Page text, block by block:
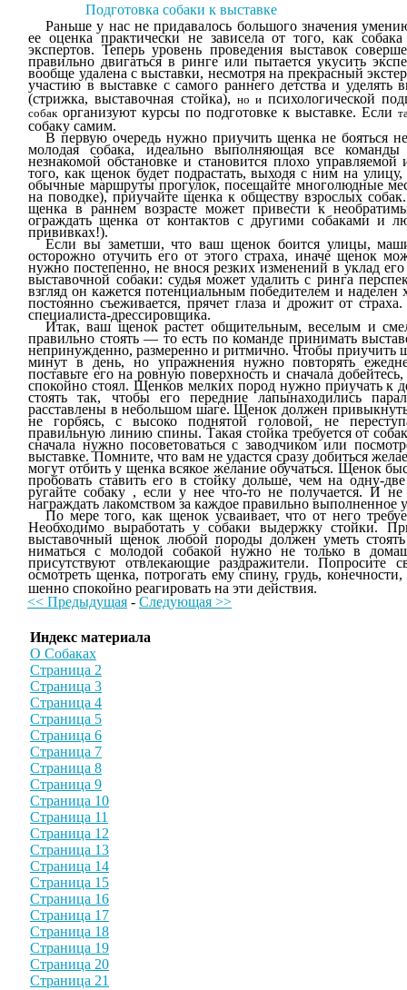
Подготовка собаки к выставке
Раньше у нас не придавалось большого значения
ее оценка практически не зависела от того, как
экспертов. Теперь уровень проведения выставок
правильно двигаться в ринге или пытается укусить
вообще удалена с выставки, несмотря на прекрасный
участию в выставке с самого раннего детства и уделять
(стрижка, выставочная стойка), но и психологи­ческой
собак организуют курсы по подготовке к выставке. Если
собаку самим.
В первую очередь нужно приучить щенка не бояться
молодая собака, идеально выполняющая все
незнакомой обстановке и становится плохо
того, как щенок будет подрастать, выходя с ним на
обычные маршруты прогулок, посещайте многолюдные
на поводке), приучайте щенка к обществу взрослых
щенка в раннем возрасте может привести к
ограждать щенка от контактов с другими собаками и
привив­ках!).
Если вы заметши, что ваш щенок боится улицы,
осторожно отучить его от этого страха, иначе щенок
нужно постепенно, не внося резких изменений в уклад
выставочной собаки: судья может удалить с ринга
взгляд он кажется потенциальным победителем и
посто­янно съеживается, прячет глаза и дрожит от
специалиста-дрессировщика.
Итак, ваш щенок растет общительным, веселым и
правильно стоять — то есть по команде при­нимать
непринужденно, размеренно и ритмично. Чтобы приучить
минут в день, но упражнения нужно повторять
поставьте его на ровную поверхность и сначала
спокойно стоял. Щенков мелких пород нужно приучать к
стоять так, чтобы его передние лапынаходились
расставлены в небольшом шаге. Щенок должен привыкнуть
не горбясь, с высоко поднятой головой, не
правильную линию спины. Такая стойка требуется от
сначала нужно посовето­ваться с заводчиком или
выставке. Помните, что вам не удастся сразу добиться
могут отбить у щенка всякое желание обучаться. Щенок
пробовать ставить его в стойку дольше, чем на одну-
ругайте собаку , если у нее что-то не получается. И не
награждать лакомством за каждое правильно выполненное
По мере того, как щенок усваивает, что от него
Необходимо выработать у собаки выдержку стойки.
выставочный щенок любой породы должен уметь
ниматься с молодой собакой нужно не только в
присутствуют отвлекающие раздражители. Попро­сите
осмотреть щенка, потрогать ему спину, грудь,
шенно спокойно реагировать на эти действия.
<< Предыдущая - Следующая >>
Индекс материала
О Собаках
Страница 2
Страница 3
Страница 4
Страница 5
Страница 6
Страница 7
Страница 8
Страница 9
Страница 10
Страница 11
Страница 12
Страница 13
Страница 14
Страница 15
Страница 16
Страница 17
Страница 18
Страница 19
Страница 20
Страница 21